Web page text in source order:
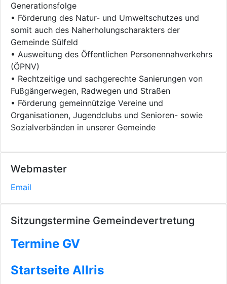
Generationsfolge
• Förderung des Natur- und Umweltschutzes und
somit auch des Naherholungscharakters der
Gemeinde Sülfeld
• Ausweitung des Öffentlichen Personennahverkehrs
(ÖPNV)
• Rechtzeitige und sachgerechte Sanierungen von
Fußgängerwegen, Radwegen und Straßen
• Förderung gemeinnützige Vereine und
Organisationen, Jugendclubs und Senioren- sowie
Sozialverbänden in unserer Gemeinde
Webmaster
Email
Sitzungstermine Gemeindevertretung
Termine GV
Startseite Allris